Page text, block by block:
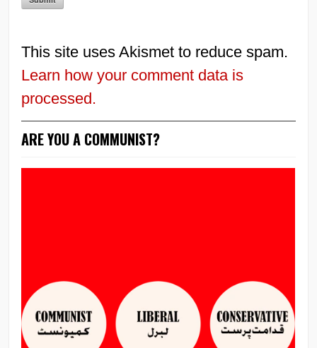
This site uses Akismet to reduce spam.
Learn how your comment data is
processed.
ARE YOU A COMMUNIST?